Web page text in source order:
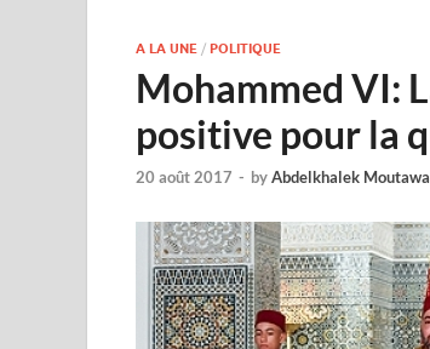
A LA UNE / POLITIQUE
Mohammed VI:
positive pour la
20 août 2017 - byAbdelkhalek